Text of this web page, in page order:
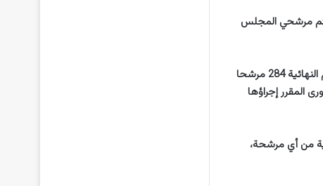
مرشحي المجلس
ونشرت اللجنة الحكومية على موقعها الإلكتروني كشوف المرشحين، الذين بلغ عددهم في القوائم النهائية 284 مرشحا
الشورى المقرر إجراؤها
الباقية من أي مرشحة،